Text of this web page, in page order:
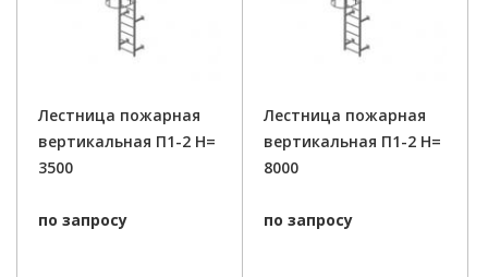
Лестница пожарная
вертикальная П1-2 H=
3500
по запросу
Лестница пожарная
вертикальная П1-2 H=
8000
по запросу